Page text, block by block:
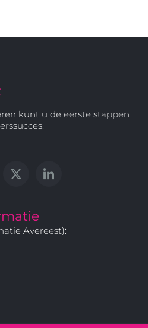
kunt u de eerste stappen
Avereest):